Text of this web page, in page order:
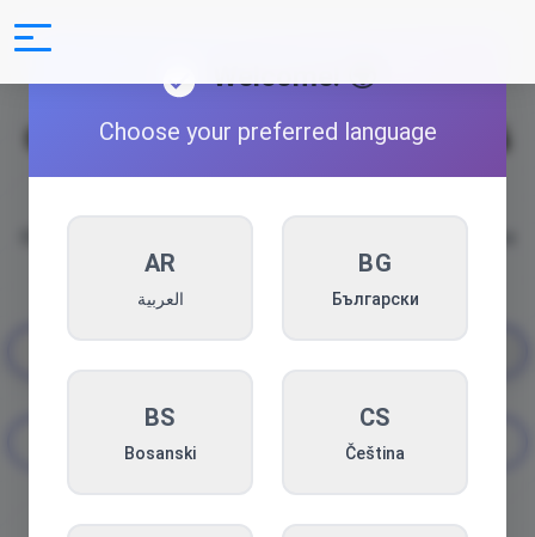
Welcome! 🌍
Choose your preferred language
AR
العربية
BG
Български
BS
Bosanski
CS
Čeština
Ghidare spiritualăpersonalizată
pentru echilibrul tău.
Conferințe/cursuri